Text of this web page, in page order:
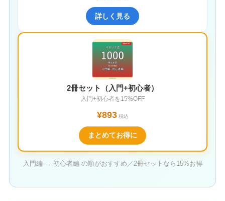
詳しく見る
2冊セット（入門+初心者）
入門+初心者を15%OFF
¥893税込
まとめてお得に
入門編 → 初心者編 の順がおすすめ／2冊セットなら15%お得